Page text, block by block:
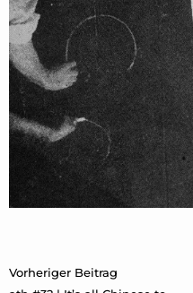
Vorheriger Beitrag